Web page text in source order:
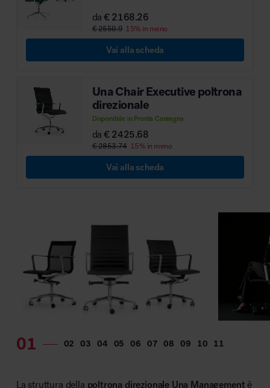
da€ 2168.26
€ 2550.9 15% in meno
Vai alla scheda
Una Chair Executive poltrona
direzionale
Disponibile in Pronta Consegna
da€ 2425.68
€ 2853.74 15% in meno
Vai alla scheda
La struttura della poltrona direzionale Una Management è